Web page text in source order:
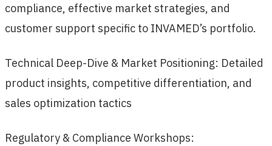
compliance, effective market strategies, and
customer support specific to INVAMED’s portfolio.
Technical Deep-Dive & Market Positioning: Detailed
product insights, competitive differentiation, and
sales optimization tactics
Regulatory & Compliance Workshops: